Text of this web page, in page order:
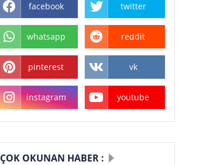
facebook twitter
whatsapp reddit
pinterest vk
instagram youtube
ÇOK OKUNAN HABER :